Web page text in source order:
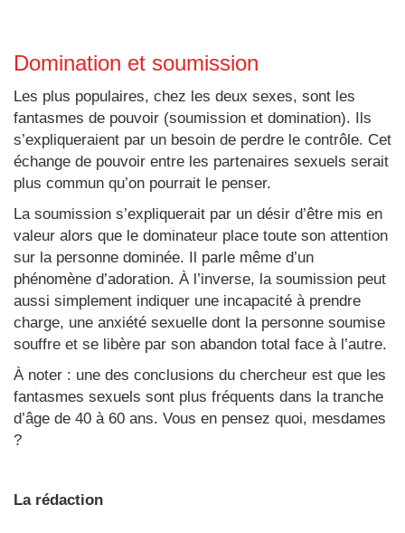
Domination et soumission
Les plus populaires, chez les deux sexes, sont les
fantasmes de pouvoir (soumission et domination). Ils
s’expliqueraient par un besoin de perdre le contrôle. Cet
échange de pouvoir entre les partenaires sexuels serait
plus commun qu’on pourrait le penser.
La soumission s’expliquerait par un désir d’être mis en
valeur alors que le dominateur place toute son attention
sur la personne dominée. Il parle même d’un
phénomène d’adoration. À l’inverse, la soumission peut
aussi simplement indiquer une incapacité à prendre
charge, une anxiété sexuelle dont la personne soumise
souffre et se libère par son abandon total face à l’autre.
À noter : une des conclusions du chercheur est que les
fantasmes sexuels sont plus fréquents dans la tranche
d’âge de 40 à 60 ans. Vous en pensez quoi, mesdames
?
La rédaction